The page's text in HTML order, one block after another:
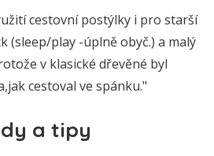
cestovní postýlky i pro starší
(sleep/play -úplně obyč.) a malý
v klasické dřevěné byl
cestoval ve spánku."
a tipy